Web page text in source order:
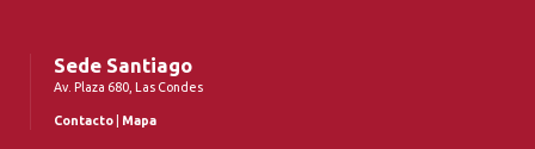
Sede Santiago
Av. Plaza 680, Las Condes
Contacto Mapa